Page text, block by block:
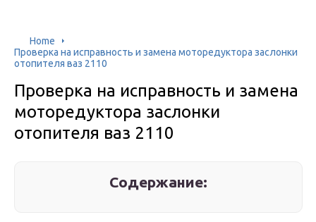
Home
Проверка на исправность и замена моторедуктора заслонки
отопителя ваз 2110
Проверка на исправность и замена
моторедуктора заслонки
отопителя ваз 2110
Содержание: